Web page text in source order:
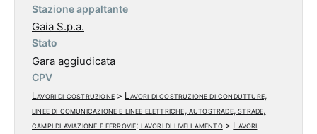
Stazione appaltante
Gaia S.p.a.
Stato
Gara aggiudicata
CPV
Lavori di costruzione> Lavori di costruzione di condutture,
linee di comunicazione e linee elettriche, autostrade, strade,
campi di aviazione e ferrovie; lavori di livellamento> Lavori